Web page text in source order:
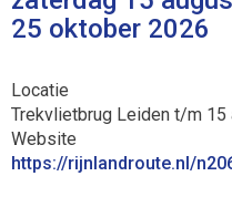
25 oktober 2026
Locatie
Trekvlietbrug Leiden t/m 15
Website
https://rijnlandroute.nl/